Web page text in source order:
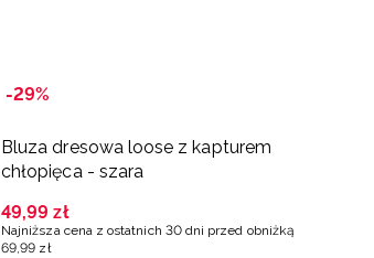
-29%
Bluza dresowa loose z kapturem
chłopięca - szara
49,99 zł
Najniższa cena z ostatnich 30 dni przed obniżką
69,99 zł